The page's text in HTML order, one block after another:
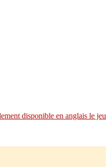
disponible en anglais le